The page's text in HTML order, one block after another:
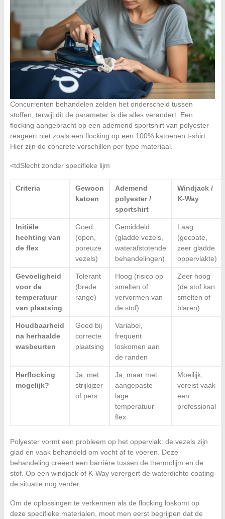
Concurrenten behandelen zelden het onderscheid tussen
stoffen, terwijl dit de parameter is die alles verandert. Een
flocking aangebracht op een ademend sportshirt van polyester
reageert niet zoals een flocking op een 100% katoenen t-shirt.
Hier zijn de concrete verschillen per type materiaal.
<tdSlecht zonder specifieke lijm
Criteria
Gewoon
katoen
Ademend
polyester /
sportshirt
Windjack /
K-Way
Initiële
hechting van
de flex
Goed
(open,
poreuze
vezels)
Gemiddeld
(gladde vezels,
waterafstotende
behandelingen)
Laag
(gecoate,
zeer gladde
oppervlakte)
Gevoeligheid
voor de
temperatuur
van plaatsing
Tolerant
(brede
range)
Hoog (risico op
smelten of
vervormen van
de stof)
Zeer hoog
(de stof kan
smelten of
blaren)
Houdbaarheid
na herhaalde
wasbeurten
Goed bij
correcte
plaatsing
Variabel,
frequent
loskomen aan
de randen
Herflocking
mogelijk?
Ja, met
strijkijzer
of pers
Ja, maar met
aangepaste
lage
temperatuur
flex
Moeilijk,
vereist vaak
een
professional
Polyester vormt een probleem op het oppervlak: de vezels zijn
glad en vaak behandeld om vocht af te voeren. Deze
behandeling creëert een barrière tussen de thermolijm en de
stof. Op een windjack of K-Way verergert de waterdichte coating
de situatie nog verder.
Om de oplossingen te verkennen als de flocking loskomt op
deze specifieke materialen, moet men eerst begrijpen dat de